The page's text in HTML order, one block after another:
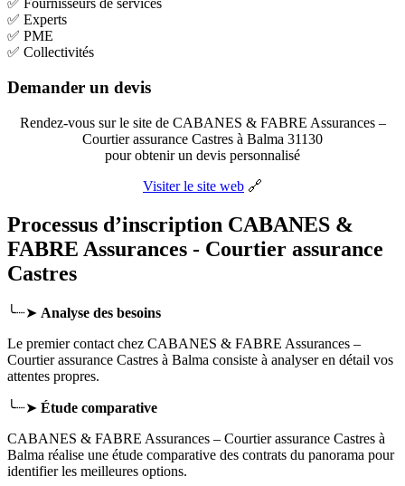
✅ Fournisseurs de services
✅ Experts
✅ PME
✅ Collectivités
Demander un devis
Rendez-vous sur le site de CABANES & FABRE Assurances –
Courtier assurance Castres à Balma 31130
pour obtenir un devis personnalisé
Visiter le site web 🔗
Processus d’inscription CABANES &
FABRE Assurances - Courtier assurance
Castres
╰┈➤ Analyse des besoins
Le premier contact chez CABANES & FABRE Assurances –
Courtier assurance Castres à Balma consiste à analyser en détail vos
attentes propres.
╰┈➤ Étude comparative
CABANES & FABRE Assurances – Courtier assurance Castres à
Balma réalise une étude comparative des contrats du panorama pour
identifier les meilleures options.